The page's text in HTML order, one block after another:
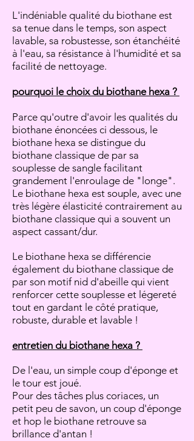
L'indéniable qualité du biothane est
sa tenue dans le temps, son aspect
lavable, sa robustesse, son étanchéité
à l'eau, sa résistance à l'humidité et sa
facilité de nettoyage.
pourquoi le choix du biothane hexa ?
Parce qu'outre d'avoir les qualités du
biothane énoncées ci dessous, le
biothane hexa se distingue du
biothane classique de par sa
souplesse de sangle facilitant
grandement l'enroulage de "longe".
Le biothane hexa est souple, avec une
très légère élasticité contrairement au
biothane classique qui a souvent un
aspect cassant/dur.
Le biothane hexa se différencie
également du biothane classique de
par son motif nid d'abeille qui vient
renforcer cette souplesse et légereté
tout en gardant le côté pratique,
robuste, durable et lavable !
entretien du biothane hexa ?
De l'eau, un simple coup d'éponge et
le tour est joué.
Pour des tâches plus coriaces, un
petit peu de savon, un coup d'éponge
et hop le biothane retrouve sa
brillance d'antan !